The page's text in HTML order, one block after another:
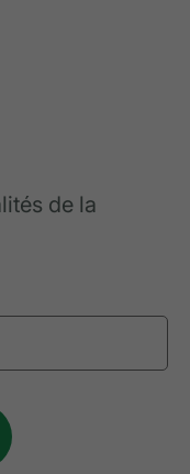
de la